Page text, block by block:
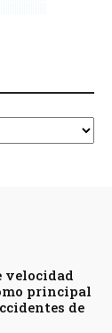
velocidad
principal
de